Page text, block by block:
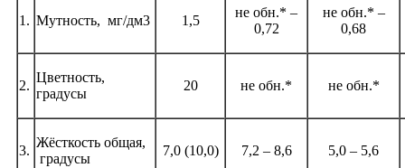
1. Мутность, мг/дм3 1,5
не обн.* –
0,72
не обн.* –
0,68
2.
Цветность,
градусы
20 не обн.* не обн.*
3.
Жёсткость общая,
градусы
7,0 (10,0) 7,2 – 8,6 5,0 – 5,6